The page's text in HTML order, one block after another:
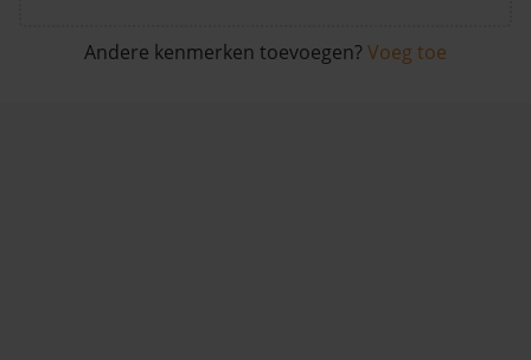
Andere kenmerken toevoegen? Voeg toe